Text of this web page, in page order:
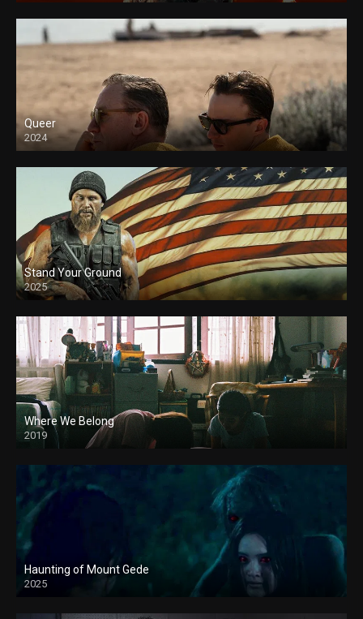
Queer
2024
Stand Your Ground
2025
Where We Belong
2019
Haunting of Mount Gede
2025